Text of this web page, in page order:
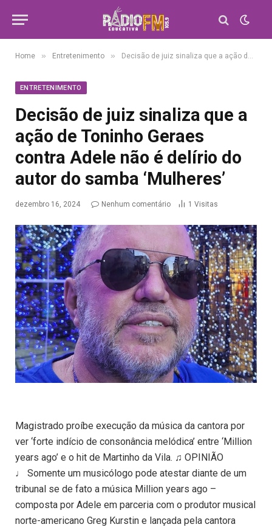
Home » Entretenimento » Decisão de juiz sinaliza que a ação de Toninho Geraes contra Adele não é delírio do autor do samba ‘Mulheres’
ENTRETENIMENTO
Decisão de juiz sinaliza que a
ação de Toninho Geraes
contra Adele não é delírio do
autor do samba ‘Mulheres’
dezembro 16, 2024 Nenhum comentário 1 Visitas
Magistrado proíbe execução da música da cantora por
ver ‘forte indício de consonância melódica’ entre ‘Million
years ago’ e o hit de Martinho da Vila. ♫ OPINIÃO
♩ Somente um musicólogo pode atestar diante de um
tribunal se de fato a música Million years ago –
composta por Adele em parceria com o produtor musical
norte-americano Greg Kurstin e lançada pela cantora